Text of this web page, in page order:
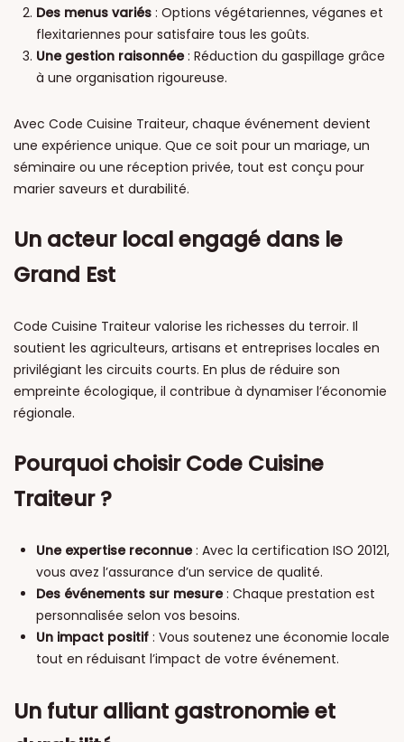
Des menus variés : Options végétariennes, véganes et
flexitariennes pour satisfaire tous les goûts.
Une gestion raisonnée: Réduction du gaspillage grâce
à une organisation rigoureuse.
Avec Code Cuisine Traiteur, chaque événement devient
une expérience unique. Que ce soit pour un mariage, un
séminaire ou une réception privée, tout est conçu pour
marier saveurs et durabilité.
Un acteur local engagé dans le
Grand Est
Code Cuisine Traiteur valorise les richesses du terroir. Il
soutient les agriculteurs, artisans et entreprises locales en
privilégiant les circuits courts. En plus de réduire son
empreinte écologique, il contribue à dynamiser l’économie
régionale.
Pourquoi choisir Code Cuisine
Traiteur ?
Une expertise reconnue: Avec la certification ISO 20121,
vous avez l’assurance d’un service de qualité.
Des événements sur mesure: Chaque prestation est
personnalisée selon vos besoins.
Un impact positif : Vous soutenez une économie locale
tout en réduisant l’impact de votre événement.
Un futur alliant gastronomie et